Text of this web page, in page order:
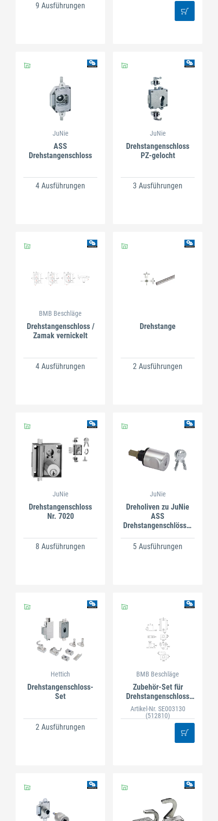
9 Ausführungen
JuNie
ASS
Drehstangenschloss
4 Ausführungen
JuNie
Drehstangenschloss
PZ-gelocht
3 Ausführungen
BMB Beschläge
Drehstangenschloss /
Zamak vernickelt
4 Ausführungen
Drehstange
2 Ausführungen
JuNie
Drehstangenschloss
Nr. 7020
8 Ausführungen
JuNie
Dreholiven zu JuNie
ASS
Drehstangenschlösser
5 Ausführungen
Hettich
Drehstangenschloss-
Set
2 Ausführungen
BMB Beschläge
Zubehör-Set für
Drehstangenschloss
Modul 1000
Artikel-Nr. SE003130
(512810)